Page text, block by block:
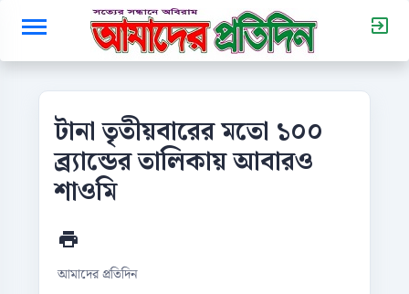
টানা তৃতীয়বারের মতো ১০০
ব্র্যান্ডের তালিকায় আবারও
শাওমি
আমাদের প্রতিদিন